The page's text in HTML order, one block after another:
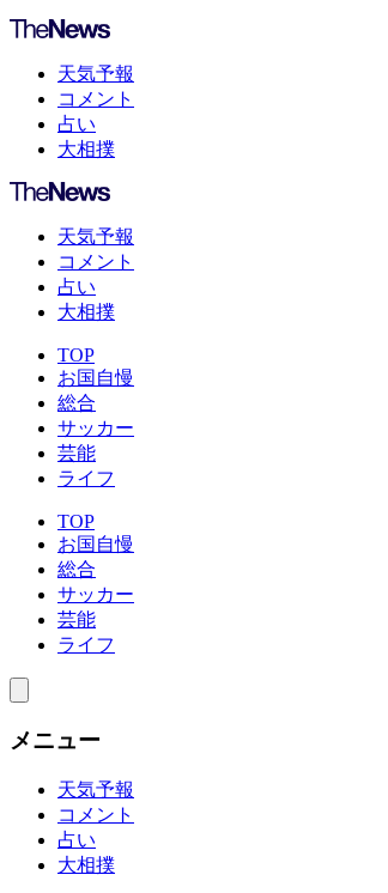
天気予報
コメント
占い
大相撲
天気予報
コメント
占い
大相撲
TOP
お国自慢
総合
サッカー
芸能
ライフ
TOP
お国自慢
総合
サッカー
芸能
ライフ
メニュー
天気予報
コメント
占い
大相撲